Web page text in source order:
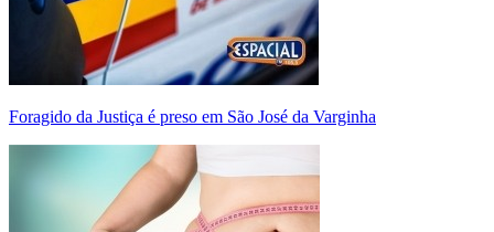
Foragido da Justiça é preso em São José da Varginha